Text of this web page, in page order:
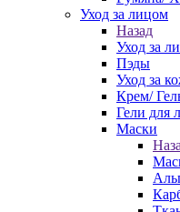
Уход за лицом
Назад
Уход за
Пэды
Уход за
Крем/
Гели для
Маски